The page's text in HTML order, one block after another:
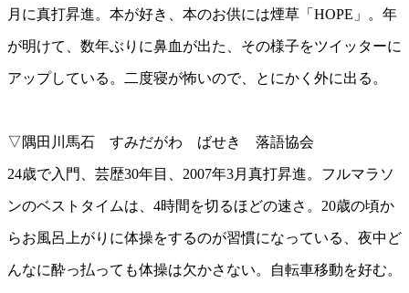
月に真打昇進。本が好き、本のお供には煙草「HOPE」。年
が明けて、数年ぶりに鼻血が出た、その様子をツイッターに
アップしている。二度寝が怖いので、とにかく外に出る。
▽隅田川馬石 すみだがわ ばせき 落語協会
24歳で入門、芸歴30年目、2007年3月真打昇進。フルマラソ
ンのベストタイムは、4時間を切るほどの速さ。20歳の頃か
らお風呂上がりに体操をするのが習慣になっている、夜中ど
んなに酔っ払っても体操は欠かさない。自転車移動を好む。